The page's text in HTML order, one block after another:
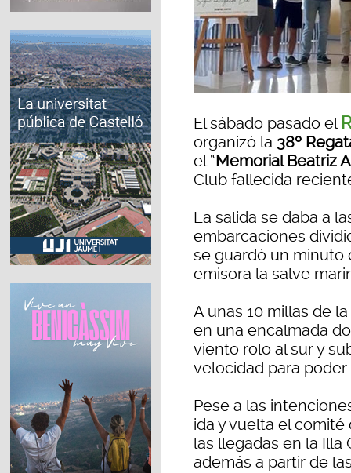
El sábado pasado el
organizó la 38º
el “Memorial Beatriz
Club fallecida
La salida se daba a
embarcaciones
se guardó un minuto
emisora la salve
A unas 10 millas de
en una encalmada
viento rolo al sur y
velocidad para
Pese a las
ida y vuelta el
las llegadas en la Illa
además a partir de